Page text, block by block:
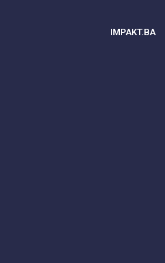
IMPAKT.BA